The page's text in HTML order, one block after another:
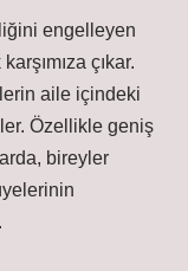
engelleyen
çıkar.
aile içindeki
Özellikle geniş
bireyler